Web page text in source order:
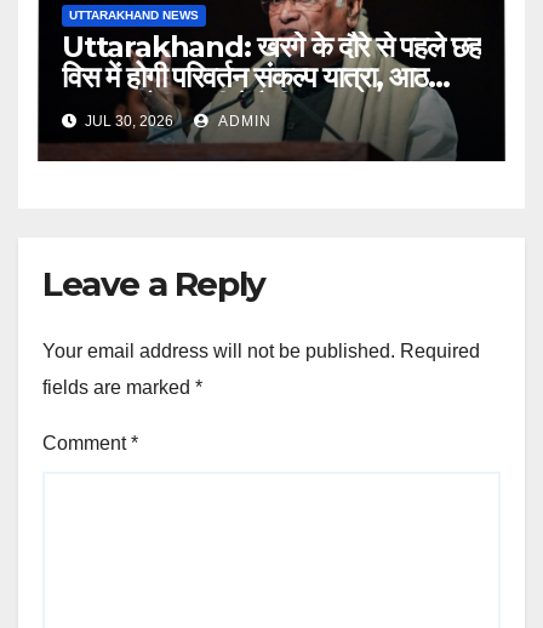
UTTARAKHAND NEWS
Uttarakhand: खरगे के दौरे से पहले छह
विस में होगी परिवर्तन संकल्प यात्रा, आठ
अगस्त को हल्द्वानी में रैली
JUL 30, 2026 ADMIN
Leave a Reply
Your email address will not be published. Required
fields are marked *
Comment*